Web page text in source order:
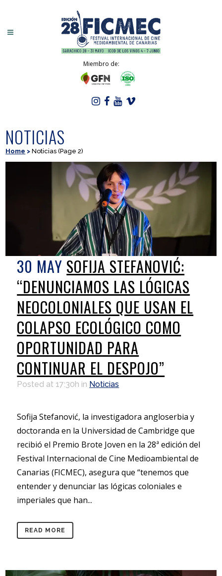
Miembro de:
NOTICIAS
Home >Noticias (Page 2)
30 MAY SOFIJA STEFANOVIĆ:
“DENUNCIAMOS LAS LÓGICAS
NEOCOLONIALES QUE USAN EL
COLAPSO ECOLÓGICO COMO
OPORTUNIDAD PARA
CONTINUAR EL DESPOJO”
Posted at 17:30h in Noticias
Sofija Stefanović, la investigadora angloserbia y
doctoranda en la Universidad de Cambridge que
recibió el Premio Brote Joven en la 28ª edición del
Festival Internacional de Cine Medioambiental de
Canarias (FICMEC), asegura que “tenemos que
entender y denunciar las lógicas coloniales e
imperiales que han...
READ MORE